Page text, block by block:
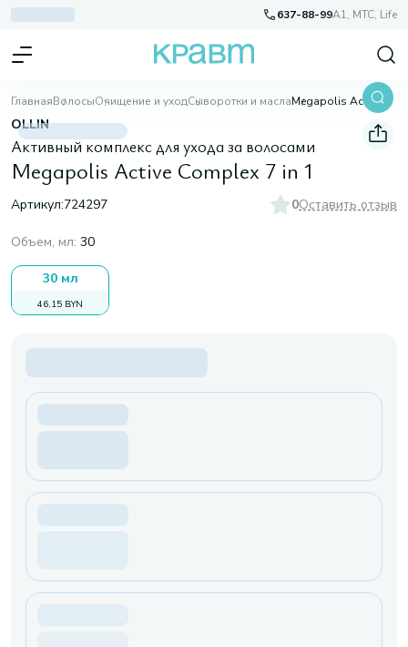
637-88-99A1, МТС, Life
ГлавнаяВолосыОчищение и уходСыворотки и масла Megapolis Active Complex 7 in 1
OLLIN
Активный комплекс для ухода за волосами
Megapolis Active Complex 7 in 1
Артикул:724297 0Оставить отзыв
Объем, мл: 30
30 мл
46,15 BYN